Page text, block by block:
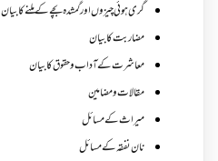
گری ہوئی چیزوں اورگمشدہ بچے کے ملنے کا بیان
مضاربت کا بیان
معاشرت کے آداب و حقوق کا بیان
مقالات ومضامین
میراث کے مسائل
نان نفقہ کے مسائل